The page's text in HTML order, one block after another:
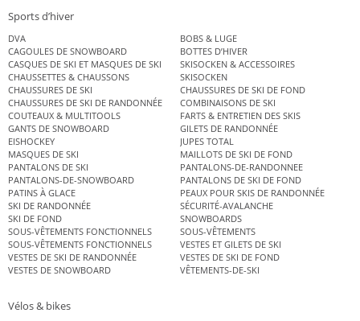
Sports d’hiver
DVA
BOBS & LUGE
CAGOULES DE SNOWBOARD
BOTTES D’HIVER
CASQUES DE SKI ET MASQUES DE SKI
SKISOCKEN & ACCESSOIRES
CHAUSSETTES & CHAUSSONS
SKISOCKEN
CHAUSSURES DE SKI
CHAUSSURES DE SKI DE FOND
CHAUSSURES DE SKI DE RANDONNÉE
COMBINAISONS DE SKI
COUTEAUX & MULTITOOLS
FARTS & ENTRETIEN DES SKIS
GANTS DE SNOWBOARD
GILETS DE RANDONNÉE
EISHOCKEY
JUPES TOTAL
MASQUES DE SKI
MAILLOTS DE SKI DE FOND
PANTALONS DE SKI
PANTALONS-DE-RANDONNEE
PANTALONS-DE-SNOWBOARD
PANTALONS DE SKI DE FOND
PATINS À GLACE
PEAUX POUR SKIS DE RANDONNÉE
SKI DE RANDONNÉE
SÉCURITÉ-AVALANCHE
SKI DE FOND
SNOWBOARDS
SOUS-VÊTEMENTS FONCTIONNELS
SOUS-VÊTEMENTS
SOUS-VÊTEMENTS FONCTIONNELS
VESTES ET GILETS DE SKI
VESTES DE SKI DE RANDONNÉE
VESTES DE SKI DE FOND
VESTES DE SNOWBOARD
VÊTEMENTS-DE-SKI
Vélos & bikes